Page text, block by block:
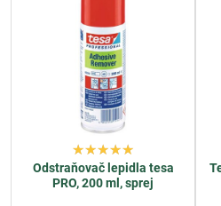
Odstraňovač lepidla tesa
PRO, 200 ml, sprej